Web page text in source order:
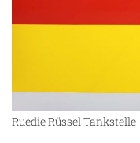
Ruedie Rüssel Tankstelle